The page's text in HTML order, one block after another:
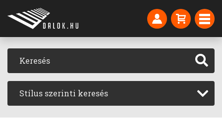
Stílus szerinti keresés